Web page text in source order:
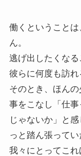
働くということ
ん。
逃げ出したくな
彼らに何度も訪れ
そのとき、ほん
事をこなし「仕
じゃないか」と
っと踏ん張ってい
我々にとってこ